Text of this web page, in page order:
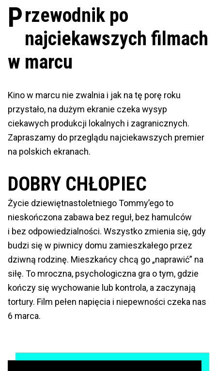
Przewodnik po
najciekawszych filmach
w marcu
Kino w marcu nie zwalnia i jak na tę porę roku
przystało, na dużym ekranie czeka wysyp
ciekawych produkcji lokalnych i zagranicznych.
Zapraszamy do przeglądu najciekawszych premier
na polskich ekranach.
DOBRY CHŁOPIEC
Życie dziewiętnastoletniego Tommy’ego to
nieskończona zabawa bez reguł, bez hamulców
i bez odpowiedzialności. Wszystko zmienia się, gdy
budzi się w piwnicy domu zamieszkałego przez
dziwną rodzinę. Mieszkańcy chcą go „naprawić” na
siłę. To mroczna, psychologiczna gra o tym, gdzie
kończy się wychowanie lub kontrola, a zaczynają
tortury. Film pełen napięcia i niepewności czeka nas
6 marca.